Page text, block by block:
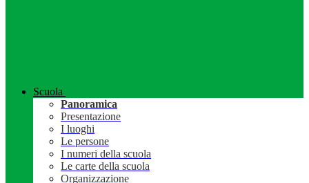
Scuola
Panoramica
Presentazione
I luoghi
Le persone
I numeri della scuola
Le carte della scuola
Organizzazione